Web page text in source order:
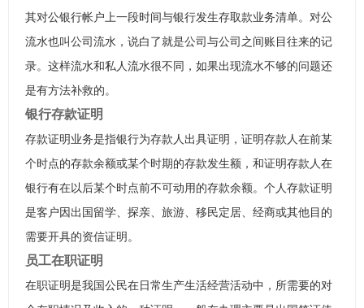
其对公银行帐户上一段时间与银行发生存取款业务清单。对公
流水也叫公司流水，说白了就是公司与公司之间账目往来的记
录。这样流水和私人流水很不同，如果出现流水不够的问题还
是有方法补救的。
银行存款证明
存款证明业务是指银行为存款人出具证明，证明存款人在前某
个时点的存款余额或某个时期的存款发生额，和证明存款人在
银行有在以后某个时点前不可动用的存款余额。个人存款证明
是客户因出国留学、探亲、旅游、移民定居、经商或其他目的
需要开具的资信证明。
员工在职证明
在职证明是我国公民在日常生产生活经营活动中，所需要的对